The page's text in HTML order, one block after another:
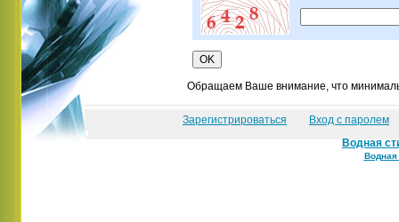
Обращаем Ваше внимание, что
Зарегистрироваться
Вход с паролем
Водная
Водная